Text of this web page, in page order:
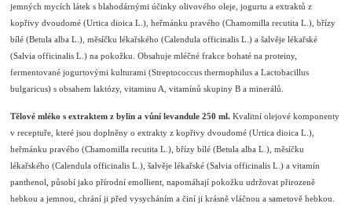
jemných mycích látek s blahodárnými účinky olivového oleje, jogurtu a extraktů z
kopřivy dvoudomé (Urtica dioica L.), heřmánku pravého (Chamomilla recutita L.), břízy
bílé (Betula alba L.), měsíčku lékařského (Calendula officinalis L.) a šalvěje lékařské
(Salvia officinalis L.) na pokožku. Obsahuje mléčné frakce bohaté na proteiny,
fermentované jogurtovými kulturami (Streptococcus thermophilus a Lactobacillus
bulgaricus) s obsahem laktózy, vitaminu A, vitamínů skupiny B a minerálů.
Tělové mléko s extraktem z bylin a vůní levandule 250 ml.Kvalitní olejové komponenty
v receptuře, které jsou doplněny o extrakty z kopřivy dvoudomé (Urtica dioica L.),
heřmánku pravého (Chamomilla recutita L.), břízy bílé (Betula alba L.), měsíčku
lékařského (Calendula officinalis L.), šalvěje lékařské (Salvia officinalis L.) a vitamín
panthenol, působí jako přírodní emollient, napomáhají pokožku udržovat přirozeně
hebkou a jemnou, chrání ji před vysycháním a činí ji krásně vláčnou a sametově hebkou.